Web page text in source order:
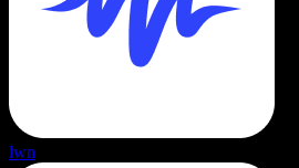
lwn